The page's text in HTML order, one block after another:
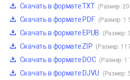
Скачать в формате TXT (Размер:
Скачать в формате PDF (Размер: 1
Скачать в формате EPUB (Размер:
Скачать в формате ZIP (Размер:
Скачать в формате DOC (Размер: 1
Скачать в формате DJVU (Размер: